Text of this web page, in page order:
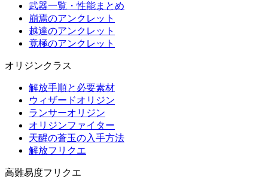
武器一覧・性能まとめ
崩焉のアンクレット
越達のアンクレット
竟極のアンクレット
オリジンクラス
解放手順と必要素材
ウィザードオリジン
ランサーオリジン
オリジンファイター
天醒の蒼玉の入手方法
解放フリクエ
高難易度フリクエ